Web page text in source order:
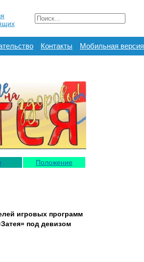
Контакты Мобильная версия
Положение
игровых программ
под девизом